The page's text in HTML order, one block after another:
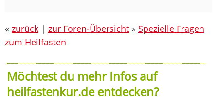
« zurück | zur Foren-Übersicht » Spezielle Fragen
zum Heilfasten
Möchtest du mehr Infos auf
heilfastenkur.de entdecken?